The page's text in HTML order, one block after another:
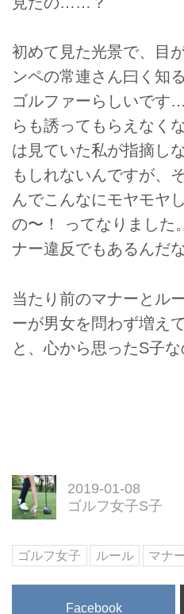
初めて見た光景で、目
ンペの常連さん曰く知
ゴルファーらしいで
らも誘ってもらえなく
は見ていた私が指摘し
もしれないんですが
んでこんなにモヤモヤ
の〜！ ってなりました
ナー違反でもあるんだ
当たり前のマナーとル
ーが男女を問わず増え
と、心から思ったS子な
2019-01-08
ゴルフ女子S子
ゴルフ女子 ルール マナ
Facebook